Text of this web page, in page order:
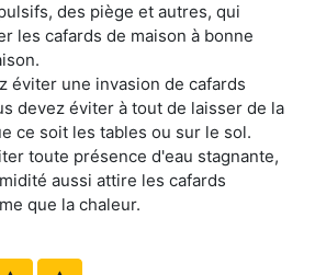
des piège et autres, qui
les cafards de maison à bonne
éviter une invasion de cafards
devez éviter à tout de laisser de la
ce soit les tables ou sur le sol.
toute présence d'eau stagnante,
aussi attire les cafards
que la chaleur.